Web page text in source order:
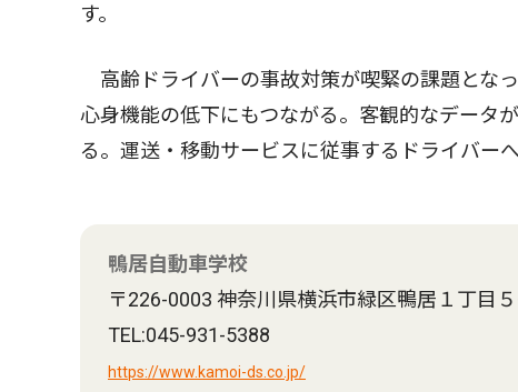
す。
高齢ドライバーの事故対策が喫緊の課題とな
心身機能の低下にもつながる。客観的なデータ
る。運送・移動サービスに従事するドライバー
鴨居自動車学校
〒226-0003 神奈川県横浜市緑区鴨居１丁目５
TEL:045-931-5388
https://www.kamoi-ds.co.jp/